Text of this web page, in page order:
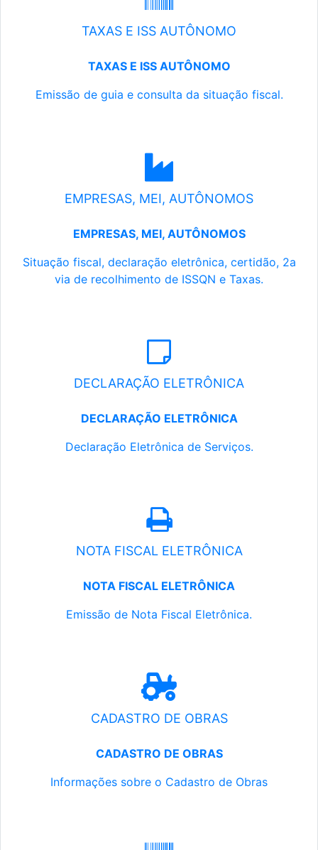
TAXAS E ISS AUTÔNOMO
TAXAS E ISS AUTÔNOMO
Emissão de guia e consulta da situação fiscal.
EMPRESAS, MEI, AUTÔNOMOS
EMPRESAS, MEI, AUTÔNOMOS
Situação fiscal, declaração eletrônica, certidão, 2a
via de recolhimento de ISSQN e Taxas.
DECLARAÇÃO ELETRÔNICA
DECLARAÇÃO ELETRÔNICA
Declaração Eletrônica de Serviços.
NOTA FISCAL ELETRÔNICA
NOTA FISCAL ELETRÔNICA
Emissão de Nota Fiscal Eletrônica.
CADASTRO DE OBRAS
CADASTRO DE OBRAS
Informações sobre o Cadastro de Obras